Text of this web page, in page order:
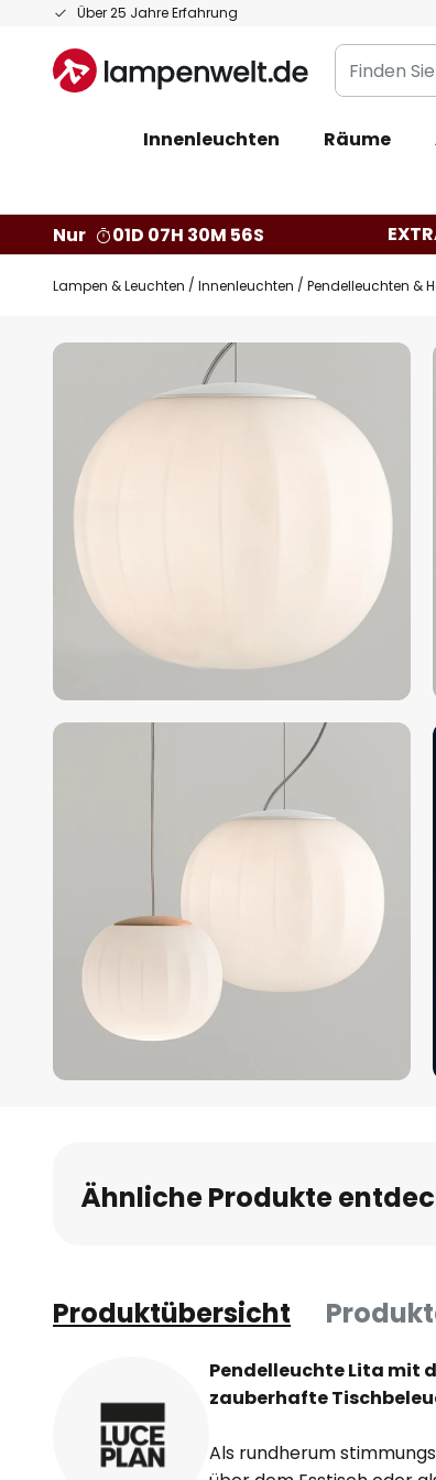
Über 25 Jahre Erfahrung
Zum
springen
Finden
Sie
Leuchte...
Innenleuchten Räume
Nur
01D 07H 30M 55S
Lampen & Leuchten Innenleuchten Pendelleuchten &
Zum
Bildgalerie
springen
Bildgalerie
springen
Ähnliche Produkte
Produktübersicht
Pendelleuchte Lita mit
zauberhafte
Als rundherum